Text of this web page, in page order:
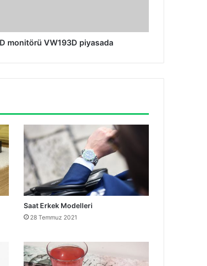
monitörü VW193D piyasada
Saat Erkek Modelleri
28 Temmuz 2021